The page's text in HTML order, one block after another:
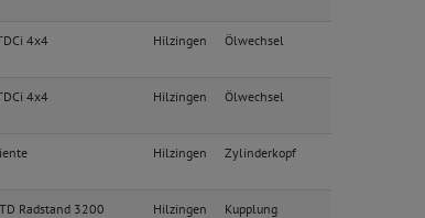
4x4 Hilzingen Ölwechsel
4x4 Hilzingen Ölwechsel
Hilzingen Zylinderkopf
Radstand 3200 Hilzingen Kupplung